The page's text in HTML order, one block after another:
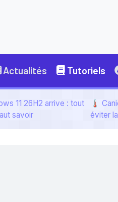
Actualités Tutoriels
11 26H2 arrive : tout
savoir
🌡️
éviter